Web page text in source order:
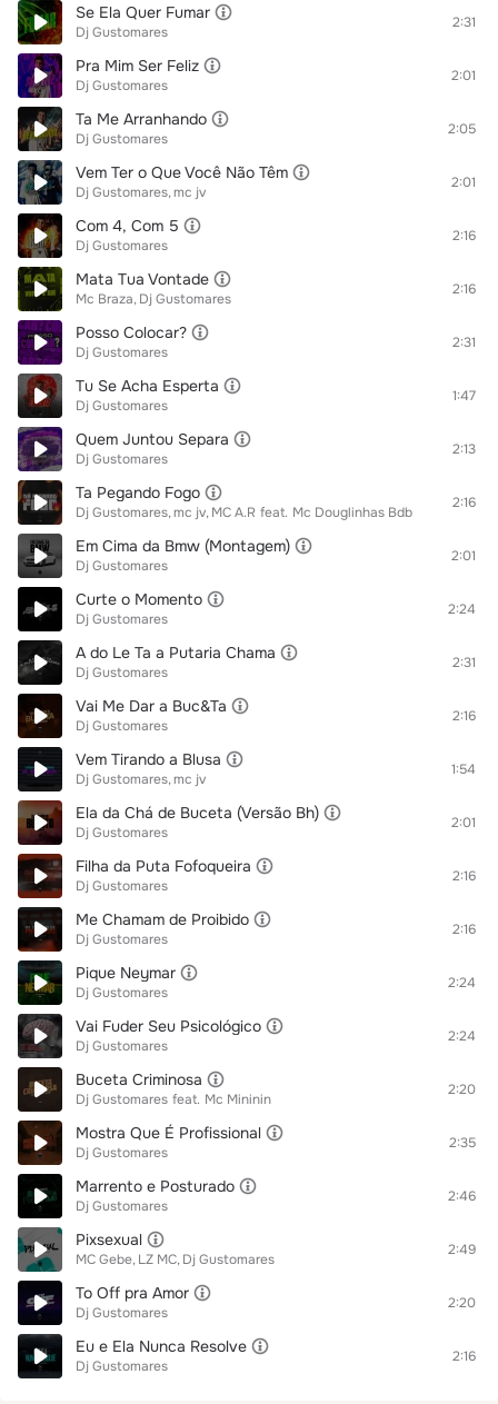
Se Ela Quer Fumar
Dj Gustomares
2:31
Pra Mim Ser Feliz
Dj Gustomares
2:01
Ta Me Arranhando
Dj Gustomares
2:05
Vem Ter o Que Você Não Têm
Dj Gustomares mc jv
2:01
Com 4, Com 5
Dj Gustomares
2:16
Mata Tua Vontade
Mc Braza Dj Gustomares
2:16
Posso Colocar?
Dj Gustomares
2:31
Tu Se Acha Esperta
Dj Gustomares
1:47
Quem Juntou Separa
Dj Gustomares
2:13
Ta Pegando Fogo
Dj Gustomares mc jv MC A.R feat. Mc Douglinhas Bdb
2:16
Em Cima da Bmw (Montagem)
Dj Gustomares
2:01
Curte o Momento
Dj Gustomares
2:24
A do Le Ta a Putaria Chama
Dj Gustomares
2:31
Vai Me Dar a Buc&Ta
Dj Gustomares
2:16
Vem Tirando a Blusa
Dj Gustomares mc jv
1:54
Ela da Chá de Buceta (Versão Bh)
Dj Gustomares
2:01
Filha da Puta Fofoqueira
Dj Gustomares
2:16
Me Chamam de Proibido
Dj Gustomares
2:16
Pique Neymar
Dj Gustomares
2:24
Vai Fuder Seu Psicológico
Dj Gustomares
2:24
Buceta Criminosa
Dj Gustomares feat. Mc Mininin
2:20
Mostra Que É Profissional
Dj Gustomares
2:35
Marrento e Posturado
Dj Gustomares
2:46
Pixsexual
MC Gebe LZ MC Dj Gustomares
2:49
To Off pra Amor
Dj Gustomares
2:20
Eu e Ela Nunca Resolve
Dj Gustomares
2:16